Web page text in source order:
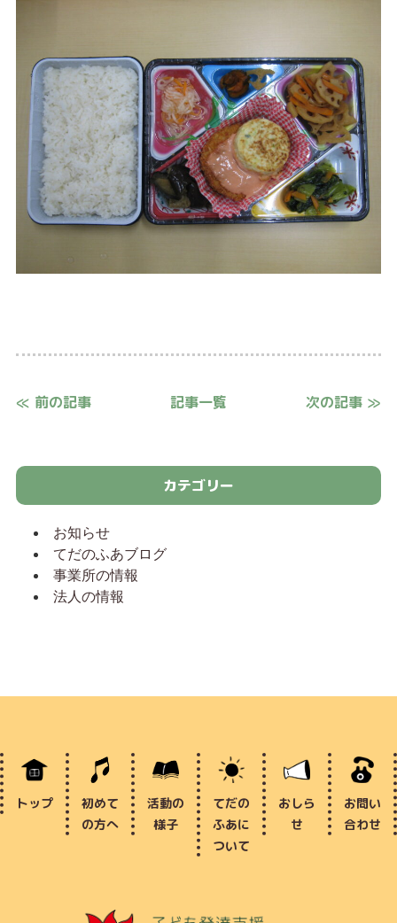
≪ 前の記事 記事一覧 次の記事 ≫
カテゴリー
お知らせ
てだのふあブログ
事業所の情報
法人の情報
トップ
初めて
の方へ
活動の
様子
てだの
ふあに
ついて
おしら
せ
お問い
合わせ